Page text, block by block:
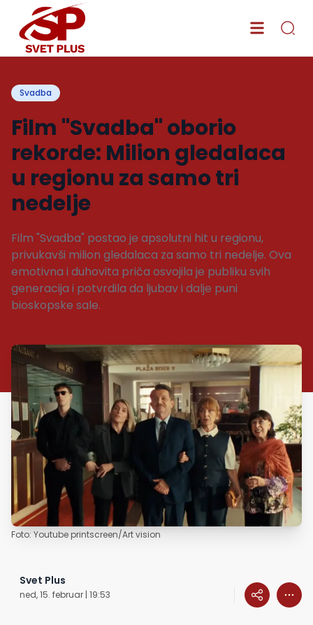
Svadba
Film "Svadba" oborio
rekorde: Milion gledalaca
u regionu za samo tri
nedelje
Film "Svadba" postao je apsolutni hit u regionu,
privukavši milion gledalaca za samo tri nedelje. Ova
emotivna i duhovita priča osvojila je publiku svih
generacija i potvrdila da ljubav i dalje puni
bioskopske sale.
Foto: Youtube printscreen/Art vision
Svet Plus
ned, 15. februar | 19:53